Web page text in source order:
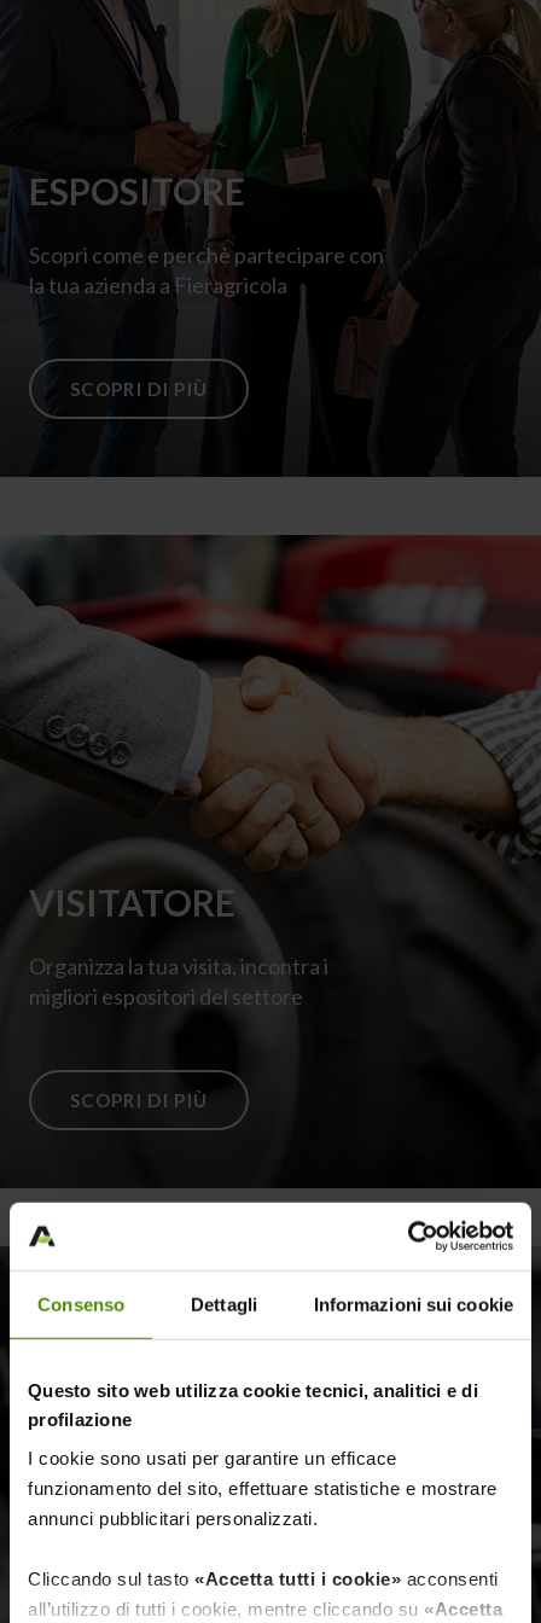
Consenso Dettagli Informazioni sui cookie
Questo sito web utilizza cookie tecnici, analitici e di
profilazione
I cookie sono usati per garantire un efficace
funzionamento del sito, effettuare statistiche e mostrare
annunci pubblicitari personalizzati.
Cliccando sul tasto «Accetta tutti i cookie» acconsenti
all’utilizzo di tutti i cookie, mentre cliccando su «Accetta
ESPOSITORE
Scopri come e perchè partecipare con
la tua azienda a Fieragricola
SCOPRI DI PIÙ
VISITATORE
Organizza la tua visita, incontrai
migliori espositori del settore
SCOPRI DI PIÙ
MEDIA